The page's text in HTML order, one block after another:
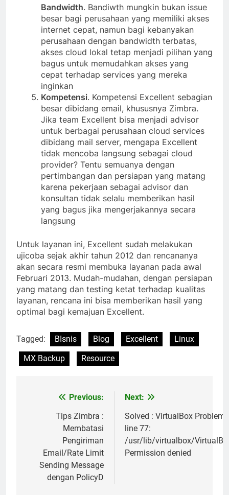
Bandwidth. Bandiwth mungkin bukan issue
besar bagi perusahaan yang memiliki akses
internet cepat, namun bagi kebanyakan
perusahaan dengan bandwidth terbatas,
akses cloud lokal tetap menjadi pilihan yang
bagus untuk memudahkan akses yang
cepat terhadap services yang mereka
inginkan
Kompetensi. Kompetensi Excellent sebagian
besar dibidang email, khususnya Zimbra.
Jika team Excellent bisa menjadi advisor
untuk berbagai perusahaan cloud services
dibidang mail server, mengapa Excellent
tidak mencoba langsung sebagai cloud
provider? Tentu semuanya dengan
pertimbangan dan persiapan yang matang
karena pekerjaan sebagai advisor dan
konsultan tidak selalu memberikan hasil
yang bagus jika mengerjakannya secara
langsung
Untuk layanan ini, Excellent sudah melakukan
ujicoba sejak akhir tahun 2012 dan rencananya
akan secara resmi membuka layanan pada awal
Februari 2013. Mudah-mudahan, dengan persiapan
yang matang dan testing ketat terhadap kualitas
layanan, rencana ini bisa memberikan hasil yang
optimal bagi kemajuan Excellent.
Tagged: BIsnis Blog Excellent
Linux
MX Backup
Resource
navigation
Previous:
Tips Zimbra :
Membatasi
Pengiriman
Email/Rate Limit
Sending Message
dengan PolicyD
Next:
Solved : VirtualBox Problem,
line 77:
/usr/lib/virtualbox/
Permission denied